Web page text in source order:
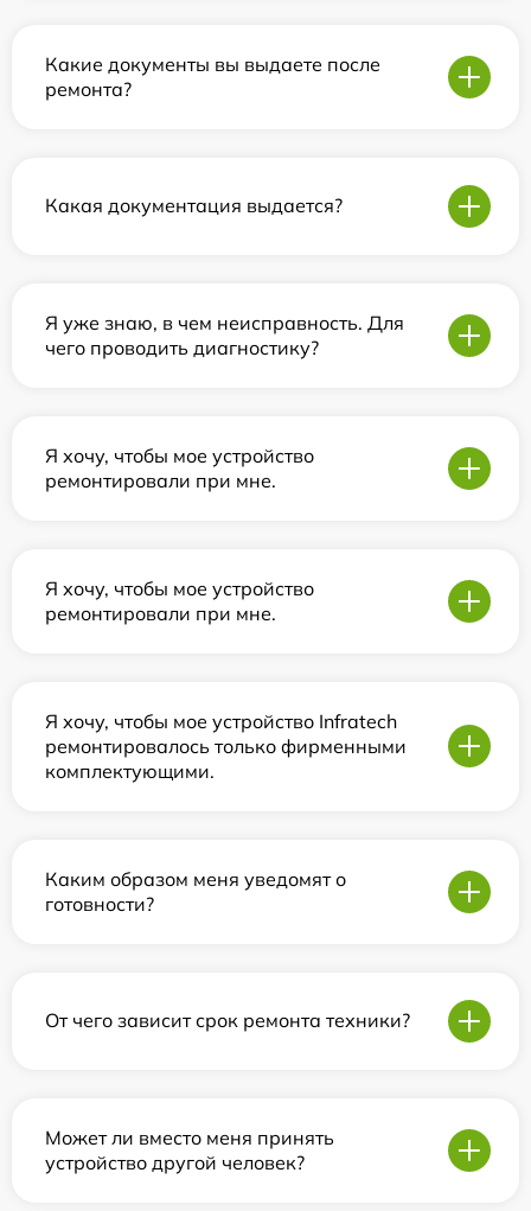
Какие документы вы выдаете после
ремонта?
Какая документация выдается?
Я уже знаю, в чем неисправность. Для
чего проводить диагностику?
Я хочу, чтобы мое устройство
ремонтировали при мне.
Я хочу, чтобы мое устройство
ремонтировали при мне.
Я хочу, чтобы мое устройство Infratech
ремонтировалось только фирменными
комплектующими.
Каким образом меня уведомят о
готовности?
От чего зависит срок ремонта техники?
Может ли вместо меня принять
устройство другой человек?